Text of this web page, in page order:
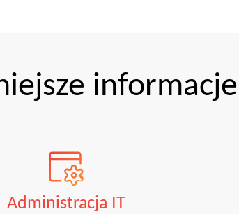
informacje
Administracja IT